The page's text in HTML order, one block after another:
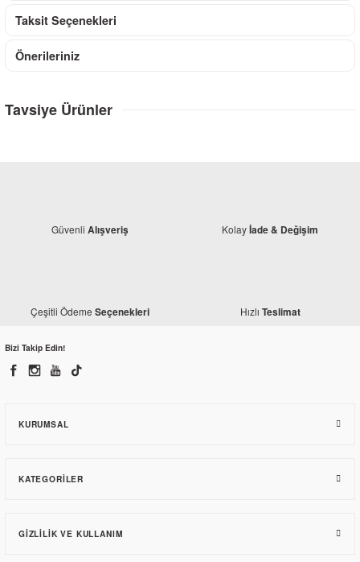
Taksit Seçenekleri
Önerileriniz
Tavsiye Ürünler
Güvenli Alışveriş Kolayİade & Değişim
Çeşitli Ödeme Seçenekleri Hızlı Teslimat
Bizi Takip Edin!
KURUMSAL
KATEGORILER
GIZLILIK VE KULLANIM